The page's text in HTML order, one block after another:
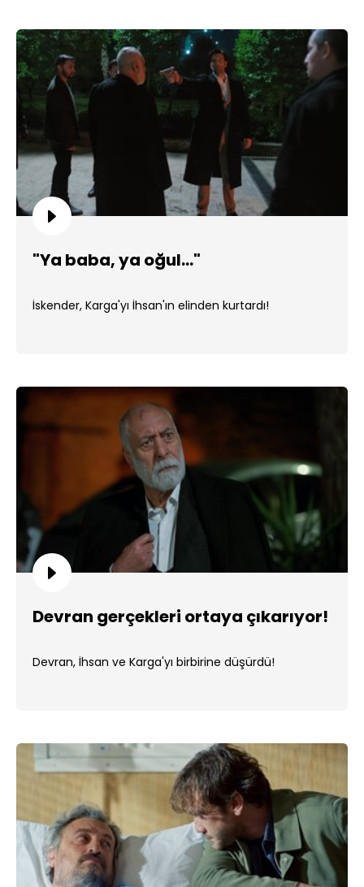
"Ya baba, ya oğul..."
İskender, Karga'yı İhsan'ın elinden kurtardı!
Devran gerçekleri ortaya çıkarıyor!
Devran, İhsan ve Karga'yı birbirine düşürdü!